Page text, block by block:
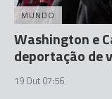
MUNDO
Washington e
deportação de
19 Out 07:56